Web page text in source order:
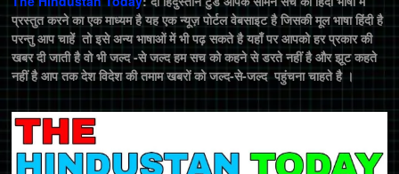
प्रस्तुत करने का एक माध्यम है यह एक न्यूज़ पोर्टल वेबसाइट है जिसकी मूल भाषा हिंदी है
परन्तु आप चाहें तो इसे अन्य भाषाओं में भी पढ़ सकते है यहाँ पर आपको हर प्रकार की
खबर दी जाती है वो भी जल्द -से जल्द हम सच को कहने से डरते नहीं है और झूट कहते
नहीं है आप तक देश विदेश की तमाम खबरों को जल्द-से-जल्द पहुंचना चाहते है ।